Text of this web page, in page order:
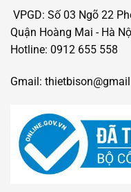
VPGD: Số 03 Ngõ 22
Quận Hoàng Mai - Hà
Hotline: 0912 655 558
Gmail: